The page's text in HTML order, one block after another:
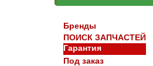
Бренды
ПОИСК ЗАПЧАСТЕЙ
Гарантия
Под заказ